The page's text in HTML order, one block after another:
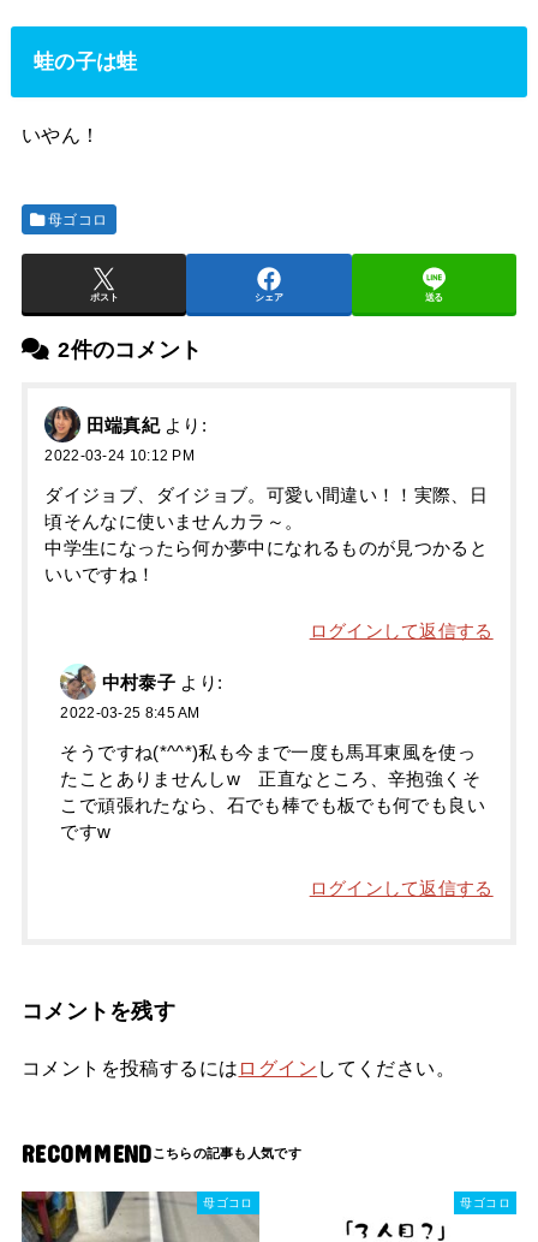
蛙の子は蛙
いやん！
母ゴコロ
ポスト シェア 送る
2件のコメント
田端真紀 より:
2022-03-24 10:12 PM
ダイジョブ、ダイジョブ。可愛い間違い！！実際、日
頃そんなに使いませんカラ～。
中学生になったら何か夢中になれるものが見つかると
いいですね！
ログインして返信する
中村泰子 より:
2022-03-25 8:45 AM
そうですね(*^^*)私も今まで一度も馬耳東風を使っ
たことありませんしw 正直なところ、辛抱強くそ
こで頑張れたなら、石でも棒でも板でも何でも良い
ですw
ログインして返信する
コメントを残す
コメントを投稿するには ログイン してください。
RECOMMEND
母ゴコロ 母ゴコロ